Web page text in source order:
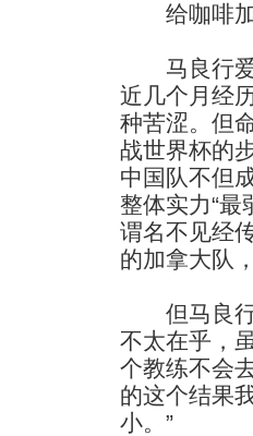
给咖啡加
马良行爱
近几个月经
种苦涩。但
战世界杯的
中国队不但
整体实力“最
谓名不见经
的加拿大队
但马良行
不太在乎，
个教练不会
的这个结果
小。”